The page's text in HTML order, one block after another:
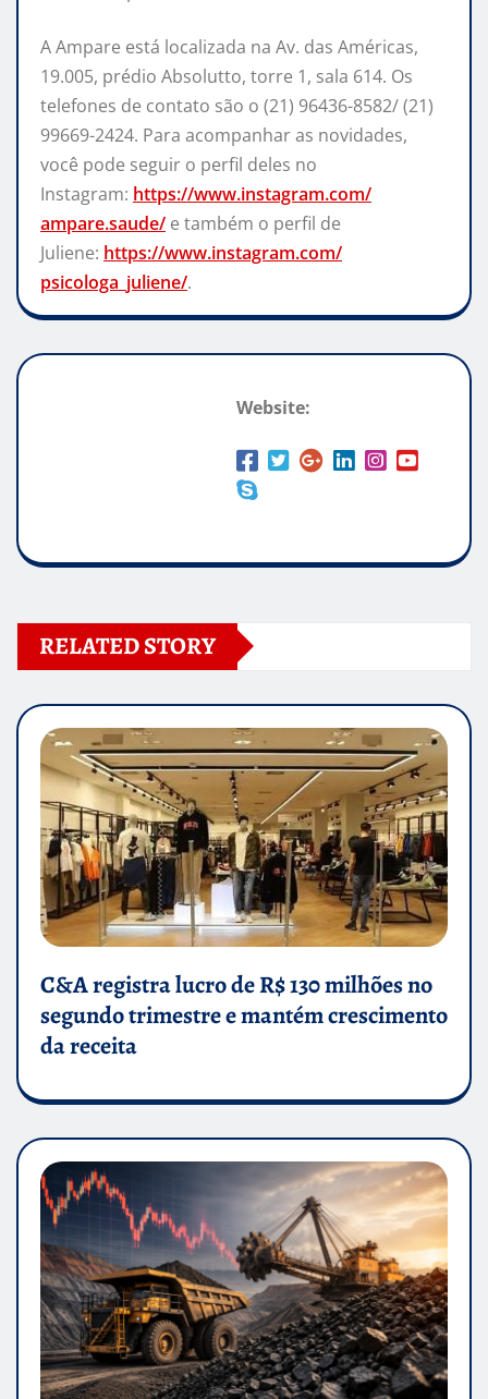
A Ampare está localizada na Av. das Américas,
19.005, prédio Absolutto, torre 1, sala 614. Os
telefones de contato são o (21) 96436-8582/ (21)
99669-2424. Para acompanhar as novidades,
você pode seguir o perfil deles no
Instagram: https://www.instagram.com/
ampare.saude/ e também o perfil de
Juliene: https://www.instagram.com/
psicologa_juliene/.
Website:
RELATED STORY
C&A registra lucro de R$ 130 milhões no
segundo trimestre e mantém crescimento
da receita